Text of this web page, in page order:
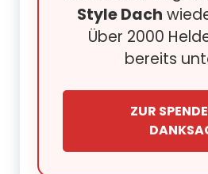
Style Dach
Über 2000
bereits
ZUR